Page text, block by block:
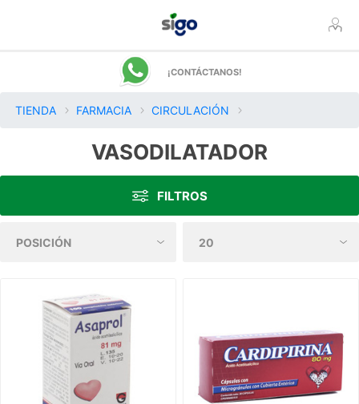
¡CONTÁCTANOS!
TIENDA FARMACIA CIRCULACIÓN
VASODILATADOR
FILTROS